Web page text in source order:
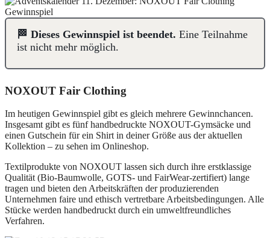
🏁 Dieses Gewinnspiel ist beendet. Eine Teilnahme
ist nicht mehr möglich.
NOXOUT Fair Clothing
Im heutigen Gewinnspiel gibt es gleich mehrere Gewinnchancen.
Insgesamt gibt es fünf handbedruckte NOXOUT-Gymsäcke und
einen Gutschein für ein Shirt in deiner Größe aus der aktuellen
Kollektion – zu sehen im Onlineshop.
Textilprodukte von NOXOUT lassen sich durch ihre erstklassige
Qualität (Bio-Baumwolle, GOTS- und FairWear-zertifiert) lange
tragen und bieten den Arbeitskräften der produzierenden
Unternehmen faire und ethisch vertretbare Arbeitsbedingungen. Alle
Stücke werden handbedruckt durch ein umweltfreundliches
Verfahren.